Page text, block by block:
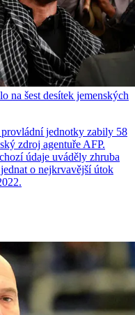
na šest desítek jemenských
jednotky zabily 58
zdroj agentuře AFP.
údaje uváděly zhruba
o nejkrvavější útok